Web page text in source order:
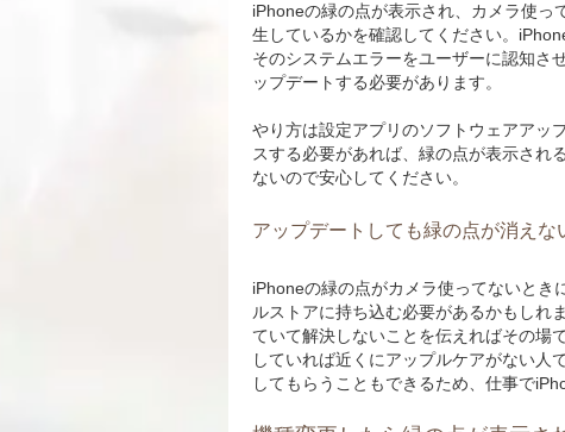
iPhoneの緑の点が表示され、カメラ使っ
生しているかを確認してください。
そのシステムエラーをユーザーに認知さ
ップデートする必要があります。
やり方は設定アプリのソフトウェアアッ
スする必要があれば、緑の点が表示され
ないので安心してください。
アップデートしても緑の点が消えな
iPhoneの緑の点がカメラ使ってないとき
ルストアに持ち込む必要があるかもしれ
ていて解決しないことを伝えればその場
していれば近くにアップルケアがない人
してもらうこともできるため、仕事で